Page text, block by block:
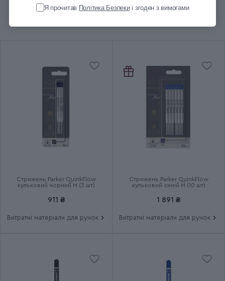
Тип випуску товару Ексклюзивний
Стрижень Parker QuinkFlow
кульковий чорний M (3 шт)
911 ₴
Витратні матеріали для ручок
Стрижень Parker QuinkFlow
кульковий синій M (10 шт)
1 891 ₴
Витратні матеріали для ручок
Я прочитав Політика Безпекиі згоден з вимогами